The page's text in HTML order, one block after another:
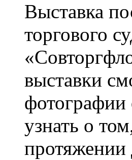
Выставка
торгового
выставки
фотографии
узнать о
протяжении